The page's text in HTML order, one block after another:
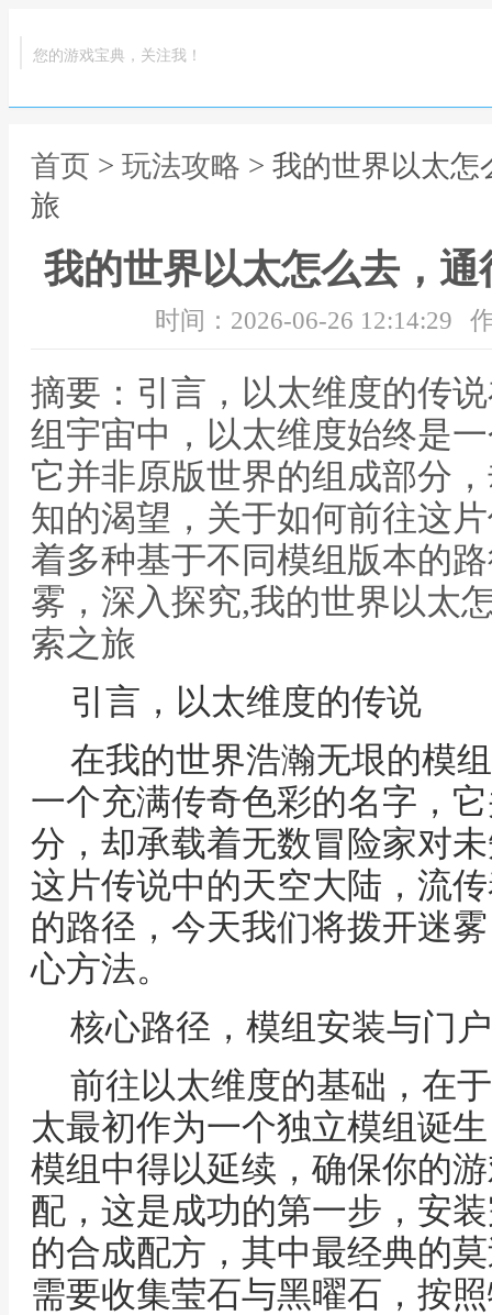
您的游戏宝典，关注我！
首页 > 玩法攻略 > 我的世界以太
旅
我的世界以太怎么去，
时间：2026-06-26 12:14:29
摘要：引言，以太维度的传
组宇宙中，以太维度始终是
它并非原版世界的组成部分
知的渴望，关于如何前往这
着多种基于不同模组版本的
雾，深入探究,我的世界以太
索之旅
引言，以太维度的传说
在我的世界浩瀚无垠的模
一个充满传奇色彩的名字，
分，却承载着无数冒险家对
这片传说中的天空大陆，流
的路径，今天我们将拨开迷
心方法。
核心路径，模组安装与门
前往以太维度的基础，在
太最初作为一个独立模组诞
模组中得以延续，确保你的
配，这是成功的第一步，安
的合成配方，其中最经典的
需要收集莹石与黑曜石，按